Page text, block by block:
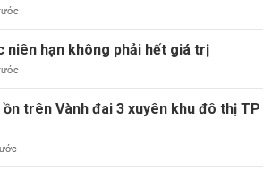
niên hạn không phải hết giá trị
trên Vành đai 3 xuyên khu đô thị TP